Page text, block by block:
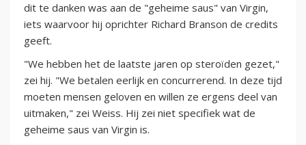
dit te danken was aan de "geheime saus" van Virgin,
iets waarvoor hij oprichter Richard Branson de credits
geeft.
"We hebben het de laatste jaren op steroïden gezet,"
zei hij. "We betalen eerlijk en concurrerend. In deze tijd
moeten mensen geloven en willen ze ergens deel van
uitmaken," zei Weiss. Hij zei niet specifiek wat de
geheime saus van Virgin is.